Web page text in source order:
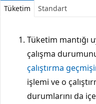
Tüketim Standart
Tüketim mantığı
çalışma
çalıştırma
işlemi ve o
durumlarını da